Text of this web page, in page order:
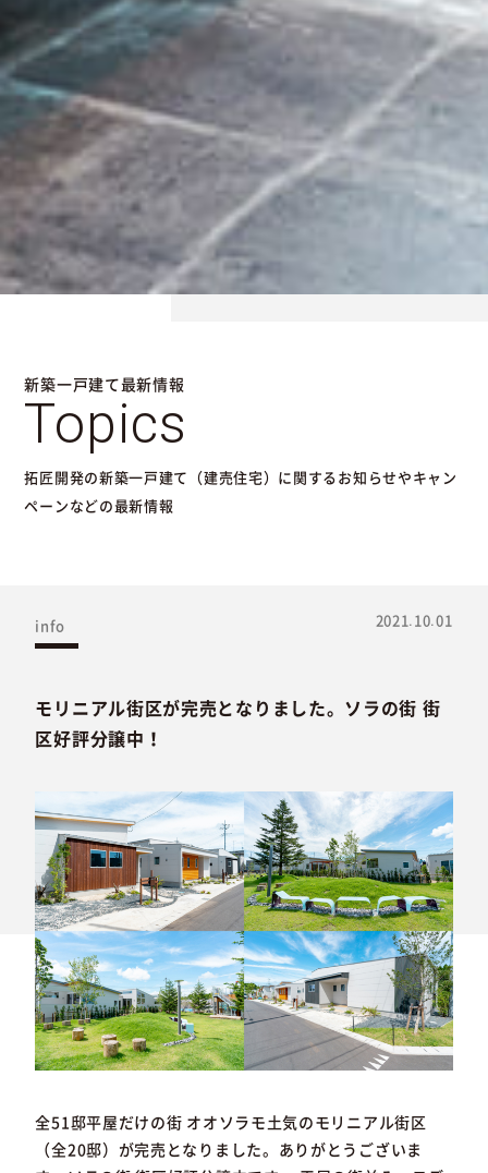
新築一戸建て最新情報
Topics
拓匠開発の新築一戸建て（建売住宅）に関するお知らせやキャン
ペーンなどの最新情報
info 2021.10.01
モリニアル街区が完売となりました。ソラの街 街
区好評分譲中！
全51邸平屋だけの街 オオソラモ土気のモリニアル街区
（全20邸）が完売となりました。ありがとうございま